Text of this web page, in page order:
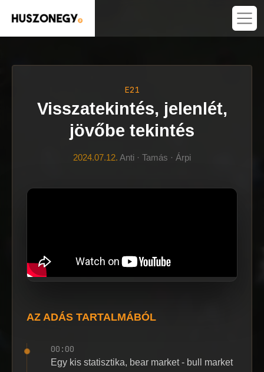
E21
Visszatekintés, jelenlét,
jövőbe tekintés
2024.07.12. Anti · Tamás · Árpi
AZ ADÁS TARTALMÁBÓL
00:00
Egy kis statisztika, bear market - bull market